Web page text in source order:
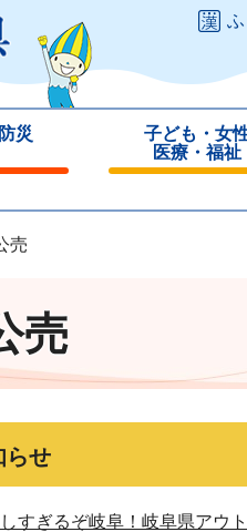
災
子ども・女
医療・福祉
じ
売
売
らせ
すぎるぞ岐阜！岐阜県アウ